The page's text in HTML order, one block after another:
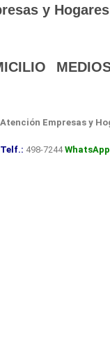
y
Atención Empresas y
Telf.: 498-7244